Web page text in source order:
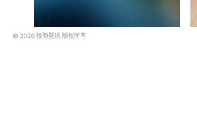
© 2026 极简壁纸 版权所有